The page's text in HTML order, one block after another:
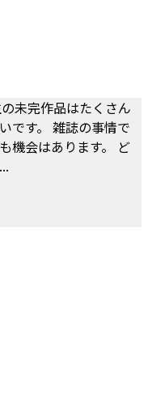
未完作品はたくさん
です。 雑誌の事情で
機会はあります。 ど